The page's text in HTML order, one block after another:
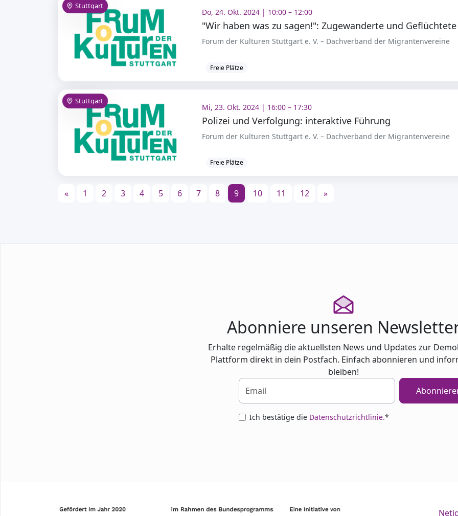
Stuttgart
Do, 24. Okt. 2024 | 10:00 – 12:00
Forum der Kulturen Stuttgart e. V. – Dachverband der Migrantenvereine
Freie Plätze
Stuttgart
Mi, 23. Okt. 2024 | 16:00 – 17:30
Polizei und Verfolgung: interaktive Führung
Forum der Kulturen Stuttgart e. V. – Dachverband der Migrantenvereine
Freie Plätze
« 1 2 3 4 5 6 7 8 9 10 11 12 »
Abonniere unseren
Erhalte regelmäßig die aktuellsten News und Updates zur
Plattform direkt in dein Postfach. Einfach abonnieren und
bleiben!
Ich bestätige die Datenschutzrichtlinie.*